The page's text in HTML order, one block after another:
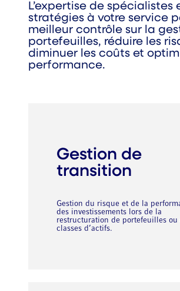
L’expertise de spécialistes
stratégies à votre service
meilleur contrôle sur la
portefeuilles, réduire les
diminuer les coûts et
performance.
Gestion de
transition
Gestion du risque et de la
des investissements lors de la
restructuration de portefeuilles ou
classes d’actifs.